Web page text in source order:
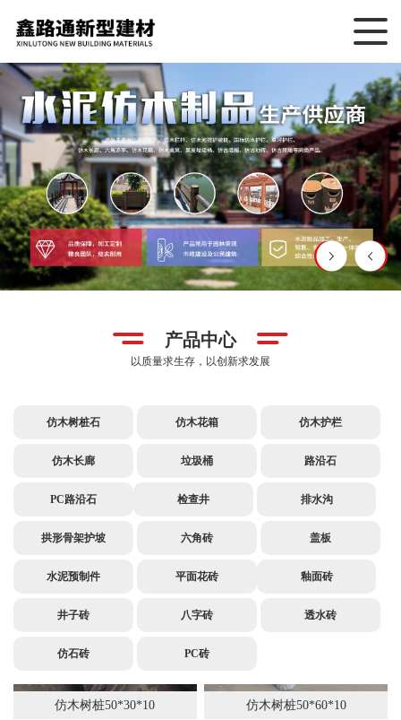
产品中心
以质量求生存，以创新求发展
仿木树桩石 仿木花箱 仿木护栏
仿木长廊 垃圾桶 路沿石
PC路沿石 检查井 排水沟
拱形骨架护坡 六角砖 盖板
水泥预制件 平面花砖 釉面砖
井子砖 八字砖 透水砖
仿石砖 PC砖
国际仿木护栏 仿木花箱
仿木花箱 仿木树桩
仿木树桩50*30*10 仿木树桩50*60*10